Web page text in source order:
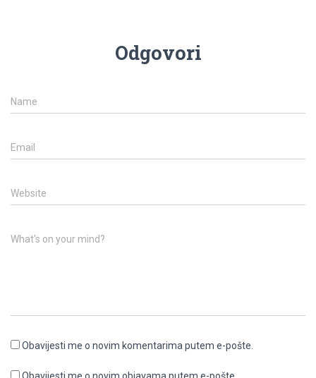
Odgovori
Name
Email
Website
What's on your mind?
Obavijesti me o novim komentarima putem e-pošte.